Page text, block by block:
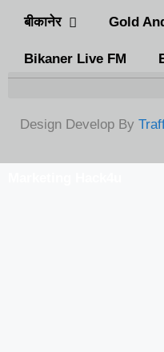
बीकानेर Gold
Bikaner Live FM
Design Develop By